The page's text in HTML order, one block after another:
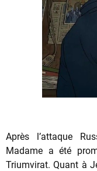
Après l’attaque
Madame a été
Triumvirat. Quant à